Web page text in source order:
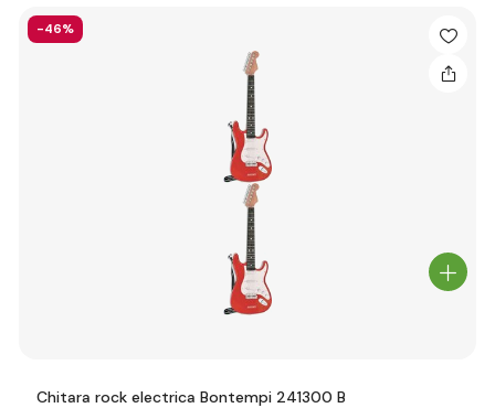
-46%
Chitara rock electrica Bontempi 241300 B